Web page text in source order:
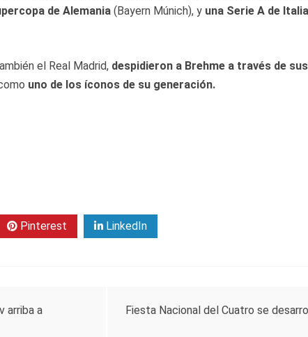
de Alemania (Bayern Múnich), y una Serie A de Italia
el Real Madrid, despidieron a Brehme a través de
uno de los íconos de su generación.
Pinterest LinkedIn
arriba a
Fiesta Nacional del Cuatro se